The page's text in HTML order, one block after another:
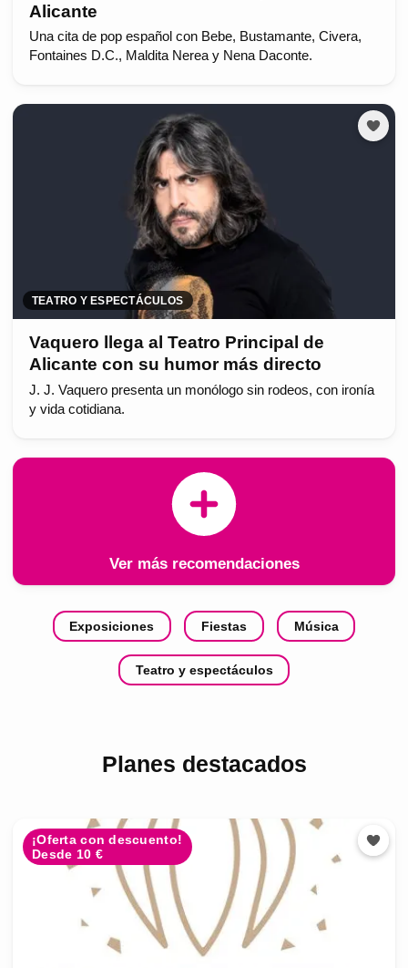
Alicante
Una cita de pop español con Bebe, Bustamante, Civera,
Fontaines D.C., Maldita Nerea y Nena Daconte.
TEATRO Y ESPECTÁCULOS
Vaquero llega al Teatro Principal de
Alicante con su humor más directo
J. J. Vaquero presenta un monólogo sin rodeos, con ironía
y vida cotidiana.
Ver más recomendaciones
Exposiciones Fiestas Música
Teatro y espectáculos
Planes destacados
¡Oferta con descuento!
Desde 10 €